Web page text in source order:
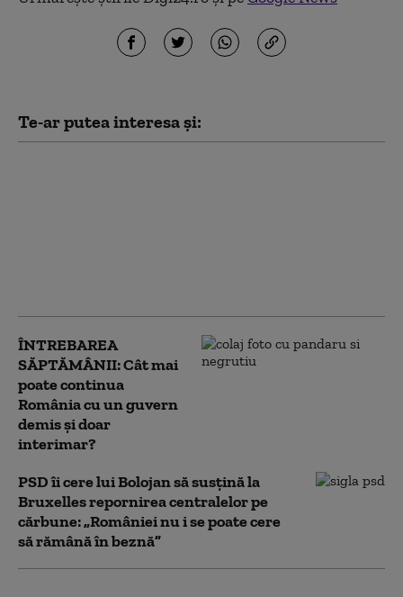
Te-ar putea interesa și:
ÎNTREBAREA
SĂPTĂMÂNII: Cât mai
poate continua
România cu un guvern
demis și doar
interimar?
PSD îi cere lui Bolojan să susțină la
Bruxelles repornirea centralelor pe
cărbune: „României nu i se poate cere
să rămână în beznă”